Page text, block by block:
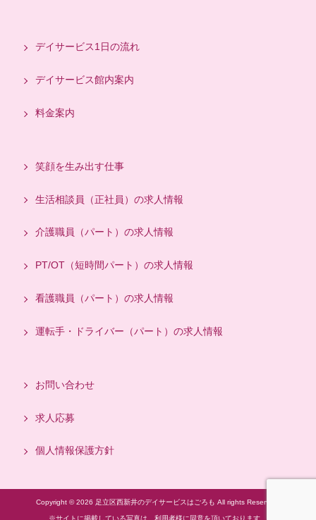
デイサービス1日の流れ
デイサービス館内案内
料金案内
笑顔を生み出す仕事
生活相談員（正社員）の求人情報
介護職員（パート）の求人情報
PT/OT（短時間パート）の求人情報
看護職員（パート）の求人情報
運転手・ドライバー（パート）の求人情報
お問い合わせ
求人応募
個人情報保護方針
Copyright © 2026 足立区西新井のデイサービスはごろも All rights Reserved.
※サイトに掲載している写真は、利用者様に同意を頂いております。